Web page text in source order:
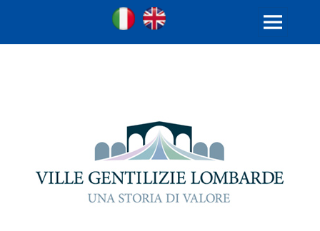
Ville Gentilizie Lombarde
Ita
MENU